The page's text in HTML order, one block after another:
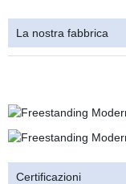
La nostra fabbrica
Certificazioni